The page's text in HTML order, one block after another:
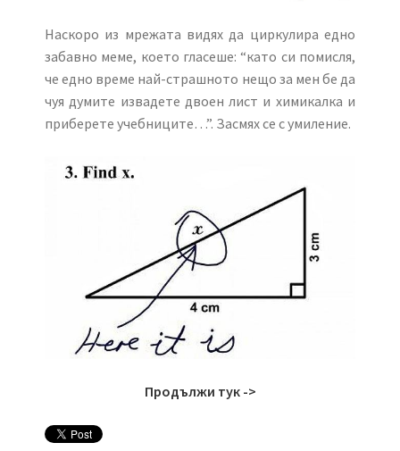
Наскоро из мрежата видях да циркулира едно
забавно меме, което гласеше: “като си помисля,
че едно време най-страшното нещо за мен бе да
чуя думите извадете двоен лист и химикалка и
приберете учебниците…”. Засмях се с умиление.
Продължи тук ->